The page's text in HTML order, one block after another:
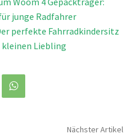
junge Radfahrer
perfekte Fahrradkindersitz
Liebling
Nächster Artikel